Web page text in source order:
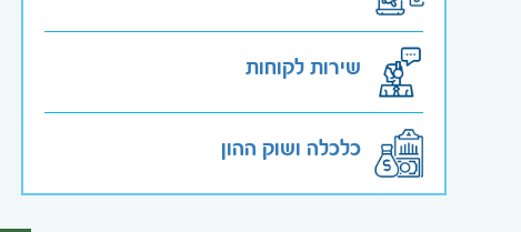
שירות לקוחות
כלכלה ושוק ההון